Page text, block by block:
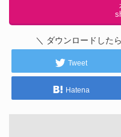
＼ ダウンロードした
Tweet
Hatena